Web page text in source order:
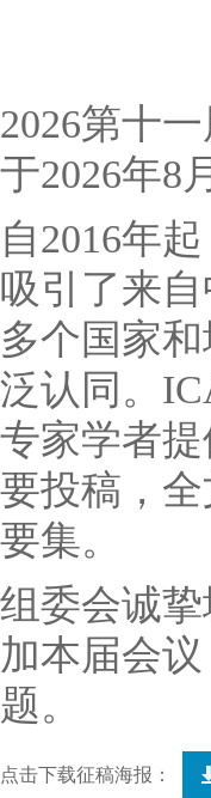
2026第十
于2026年8
自2016年
吸引了来
多个国家
泛认同。
专家学者
要投稿，
要集。
组委会诚
加本届会
题。
点击下载征稿海报：